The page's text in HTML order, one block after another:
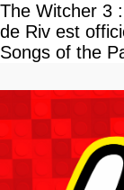
The Witcher 3
de Riv est
Songs of the